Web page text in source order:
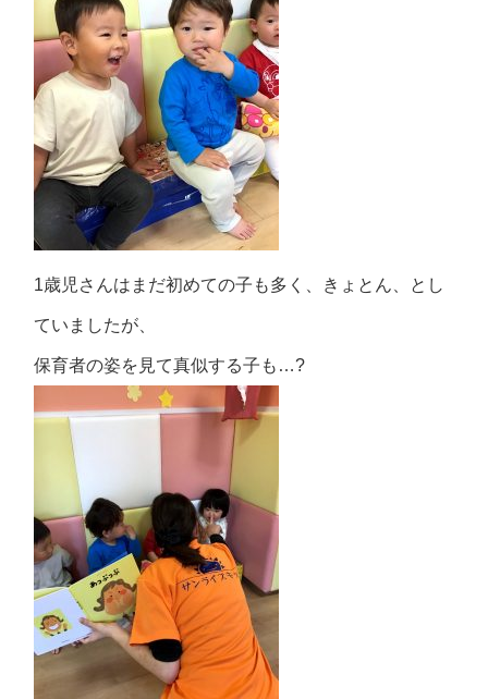
1歳児さんはまだ初めての子も多く、きょとん、とし
ていましたが、
保育者の姿を見て真似する子も…?